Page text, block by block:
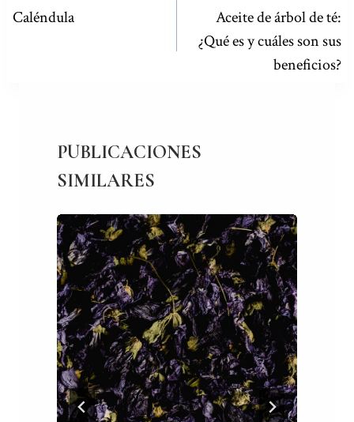
DE
Caléndula
Aceite de árbol de té:
¿Qué es y cuáles son sus
beneficios?
PUBLICACIONES
SIMILARES